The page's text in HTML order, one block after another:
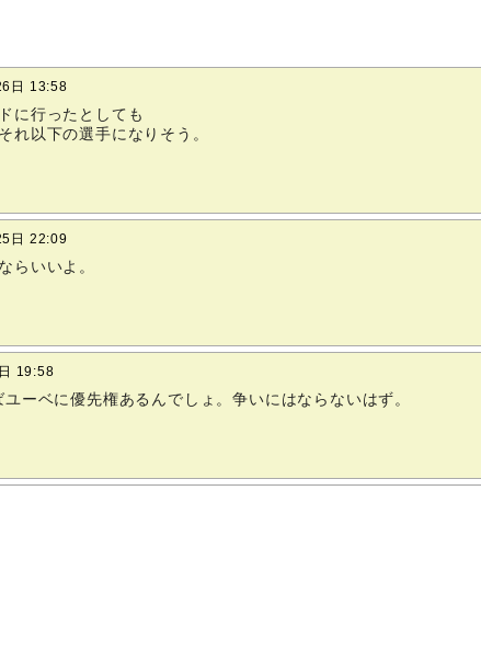
日 13:58
に行ったとしても
れ以下の選手になりそう。
日 22:09
らいいよ。
19:58
ーベに優先権あるんでしょ。争いにはならないはず。